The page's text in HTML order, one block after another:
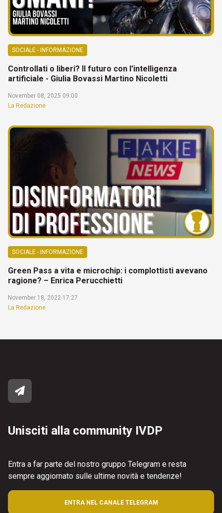
SOCIALE - INFORMAZIONE
Controllati o liberi? Il futuro con l'intelligenza
artificiale - Giulia Bovassi Martino Nicoletti
November 08, 2025 09:00
La Redazione
SOCIALE - INFORMAZIONE
Green Pass a vita e microchip: i complottisti avevano
ragione? – Enrica Perucchietti
November 18, 2022 17:27
La Redazione
Unisciti alla community IVDP
Entra a far parte del nostro gruppo Telegram e resta
sempre aggiornato sulle ultime novità e tendenze!
ENTRA NEL CANALE TELEGRAM